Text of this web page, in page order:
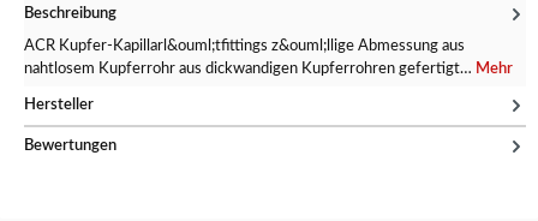
Beschreibung
ACR Kupfer-Kapillarl&ouml;tfittings z&ouml;llige Abmessung aus
nahtlosem Kupferrohr aus dickwandigen Kupferrohren gefertigt… Mehr
Hersteller
Bewertungen